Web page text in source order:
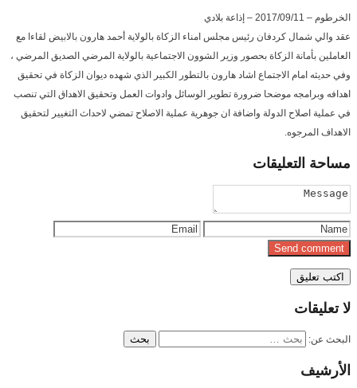
الخرطوم – 2017/09/11 – إذاعة بلادي
عقد والي شمال كردفان رئيس مجلس امناء الزكاة بالولاية أحمد هارون بالابيض لقاءا مع
العاملين بأمانة الزكاة بحصور وزير الشوون الاجتماعية بالولاية المرضي الصديق المرضي ،
وفي حديثه امام الاجتماع اشاد هارون بالتطور الكبير الذي شهده ديوان الزكاة في تحقيق
اهدافه وبرامجه موضحا ضرورة تطوير الوسائل وادوات العمل وتحقيق الاهداق التي تنصب
في عملية اصلاح الدولة واضافة ان جوهرية عملية الاصلاح تمضي لاحداث التغيير لتحقيق
الاهداف المرجوه.
مساحة التعليقات
لاتعليقات
البحث عن:
الأرشيف